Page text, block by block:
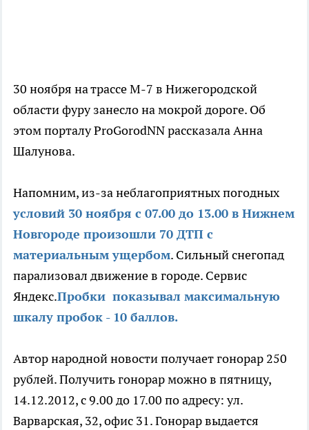
30 ноября на трассе М-7 в Нижегородской
области фуру занесло на мокрой дороге. Об
этом порталу ProGorodNN рассказала Анна
Шалунова.
Напомним, из-за неблагоприятных погодных
условий 30 ноября с 07.00 до 13.00 в Нижнем
Новгороде произошли 70 ДТП с
материальным ущербом. Сильный снегопад
парализовал движение в городе. Сервис
Яндекс.Пробки показывал максимальную
шкалу пробок - 10 баллов.
Автор народной новости получает гонорар 250
рублей. Получить гонорар можно в пятницу,
14.12.2012, с 9.00 до 17.00 по адресу: ул.
Варварская, 32, офис 31. Гонорар выдается